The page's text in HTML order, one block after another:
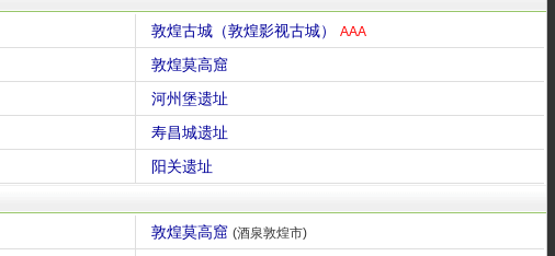
敦煌古城（敦煌影视古城） AAA
敦煌莫高窟
河州堡遗址
寿昌城遗址
阳关遗址
敦煌莫高窟 (酒泉敦煌市)